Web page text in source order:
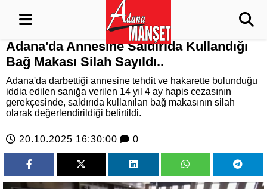
Adana'da Annesine Saldırıda Kullandığı
Bağ Makası Silah Sayıldı..
Adana'da darbettiği annesine tehdit ve hakarette bulunduğu
iddia edilen sanığa verilen 14 yıl 4 ay hapis cezasının
gerekçesinde, saldırıda kullanılan bağ makasının silah
olarak değerlendirildiği belirtildi.
20.10.2025 16:30:00 0